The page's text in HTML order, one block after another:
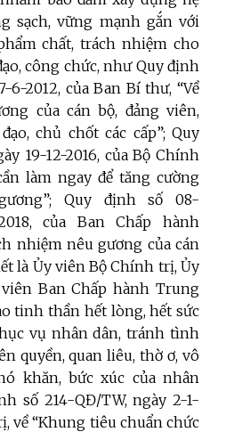
sạch, vững mạnh gắn với
chất, trách nhiệm cho
công chức, như Quy định
6-2012, của Ban Bí thư, “Về
của cán bộ, đảng viên,
chủ chốt các cấp”; Quy
19-12-2016, của Bộ Chính
làm ngay để tăng cường
Quy định số 08-
của Ban Chấp hành
nhiệm nêu gương của cán
là Ủy viên Bộ Chính trị, Ủy
Ban Chấp hành Trung
tinh thần hết lòng, hết sức
vụ nhân dân, tránh tình
quyền, quan liêu, thờ ơ, vô
khăn, bức xúc của nhân
số 214-QĐ/TW, ngày 2-1-
về “Khung tiêu chuẩn chức